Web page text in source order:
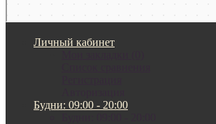
Личный кабинет
Будни: 09:00 - 20:00